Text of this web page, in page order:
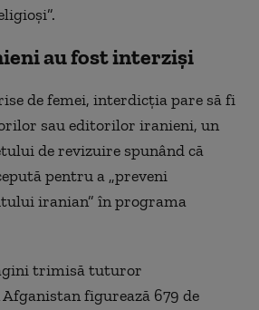
au fost interziși
de femei, interdicţia pare să fi
sau editorilor iranieni, un
de revizuire spunând că
pentru a „preveni
iranian” în programa
trimisă tuturor
figurează 679 de